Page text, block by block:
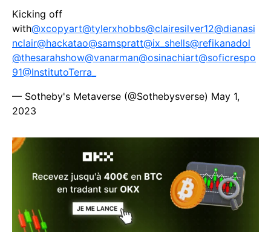
Kicking off
with@xcopyart@tylerxhobbs@clairesilver12@dianasi
nclair@hackatao@samspratt@ix_shells@refikanadol
@thesarahshow@vanarman@osinachiart@soficrespo
91@InstitutoTerra_
— Sotheby's Metaverse (@Sothebysverse) May 1,
2023